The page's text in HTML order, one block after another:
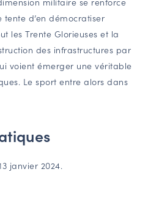
de la Région Grand Est
d’en démocratiser
les Trente Glorieuses et la
des infrastructures par
voient émerger une véritable
Le sport entre alors dans
janvier 2024.